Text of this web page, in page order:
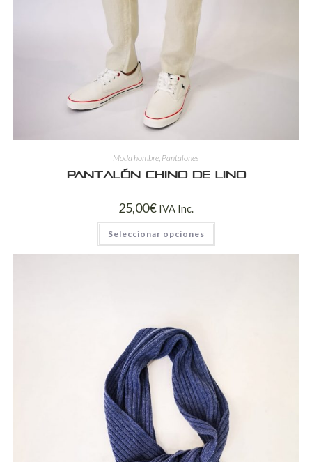
Moda hombre Pantalones
Pantalón chino de lino
25,00€ IVA Inc.
Seleccionar opciones